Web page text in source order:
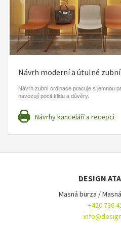
Návrh moderní a útulné
Návrh zubní ordinace pracuje s jemnou
navozují pocit klidu a důvěry.
Návrhy kanceláří a recepcí
DESIGN
Masná burza /
+420 736